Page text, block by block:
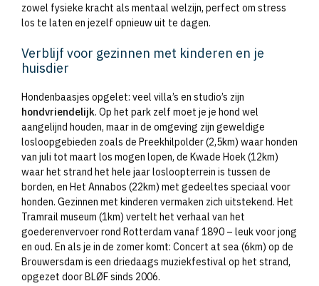
zowel fysieke kracht als mentaal welzijn, perfect om stress
los te laten en jezelf opnieuw uit te dagen.
Verblijf voor gezinnen met kinderen en je
huisdier
Hondenbaasjes opgelet: veel villa’s en studio’s zijn
hondvriendelijk. Op het park zelf moet je je hond wel
aangelijnd houden, maar in de omgeving zijn geweldige
losloopgebieden zoals de Preekhilpolder (2,5km) waar honden
van juli tot maart los mogen lopen, de Kwade Hoek (12km)
waar het strand het hele jaar losloopterrein is tussen de
borden, en Het Annabos (22km) met gedeeltes speciaal voor
honden. Gezinnen met kinderen vermaken zich uitstekend. Het
Tramrail museum (1km) vertelt het verhaal van het
goederenvervoer rond Rotterdam vanaf 1890 – leuk voor jong
en oud. En als je in de zomer komt: Concert at sea (6km) op de
Brouwersdam is een driedaags muziekfestival op het strand,
opgezet door BLØF sinds 2006.